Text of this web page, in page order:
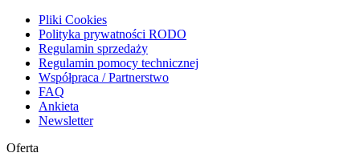
Pliki Cookies
Polityka prywatności RODO
Regulamin sprzedaży
Regulamin pomocy technicznej
Współpraca / Partnerstwo
FAQ
Ankieta
Newsletter
Oferta